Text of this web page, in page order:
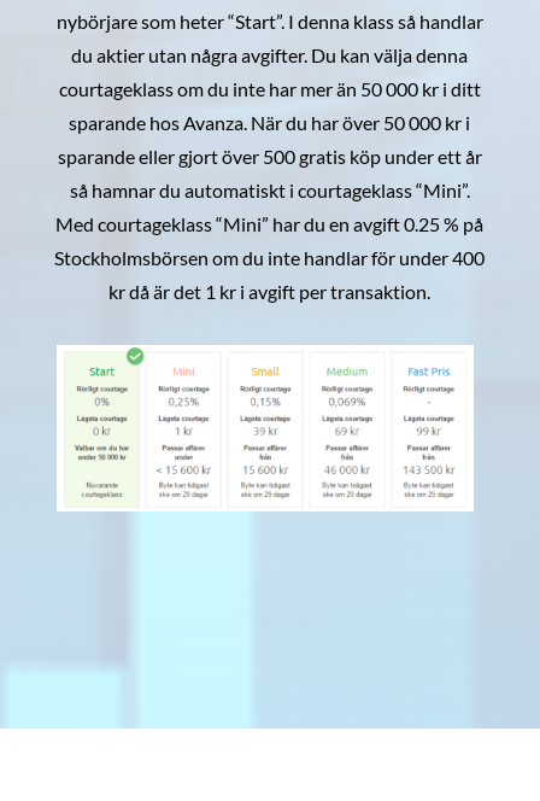
nybörjare som heter “Start”. I denna klass så handlar
du aktier utan några avgifter. Du kan välja denna
courtageklass om du inte har mer än 50 000 kr i ditt
sparande hos Avanza. När du har över 50 000 kr i
sparande eller gjort över 500 gratis köp under ett år
så hamnar du automatiskt i courtageklass “Mini”.
Med courtageklass “Mini” har du en avgift 0.25 % på
Stockholmsbörsen om du inte handlar för under 400
kr då är det 1 kr i avgift per transaktion.